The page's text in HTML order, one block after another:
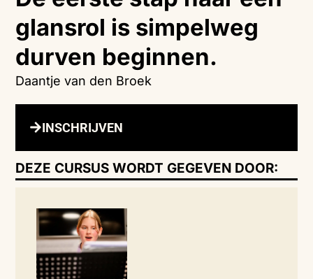
glansrol is simpelweg
durven beginnen.
Daantje van den Broek
INSCHRIJVEN
DEZE CURSUS WORDT GEGEVEN DOOR: